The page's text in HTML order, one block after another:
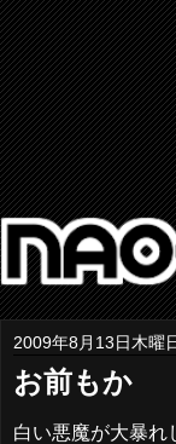
2009年8月13日木曜
お前もか
白い悪魔が大暴れ